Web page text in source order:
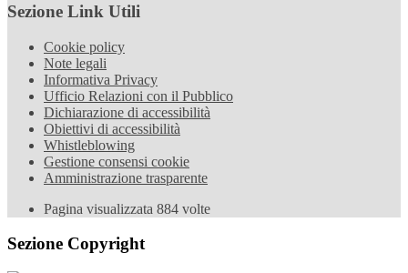
Sezione Link Utili
Cookie policy
Note legali
Informativa Privacy
Ufficio Relazioni con il Pubblico
Dichiarazione di accessibilità
Obiettivi di accessibilità
Whistleblowing
Gestione consensi cookie
Amministrazione trasparente
Pagina visualizzata 884 volte
Sezione Copyright